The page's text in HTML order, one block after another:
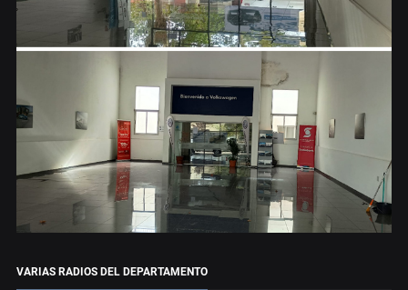
VARIAS RADIOS DEL DEPARTAMENTO